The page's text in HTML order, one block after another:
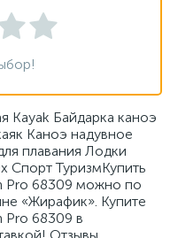
Kayak Байдарка каноэ
Каноэ надувное
плавания Лодки
ТуризмКупить
Pro 68309 можно по
«Жирафик». Купите
Pro 68309 в